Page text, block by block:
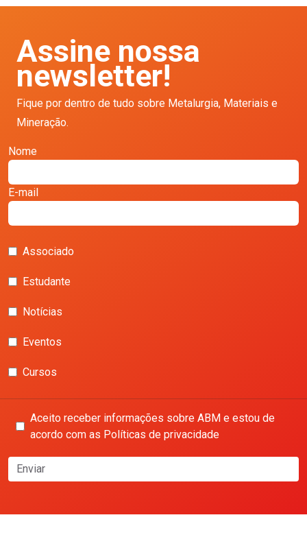
Assine nossa
newsletter!
Fique por dentro de tudo sobre Metalurgia, Materiais e
Mineração.
Nome
E-mail
Associado
Estudante
Notícias
Eventos
Cursos
Aceito receber informações sobre ABM e estou de
acordo com as Políticas de privacidade
Enviar